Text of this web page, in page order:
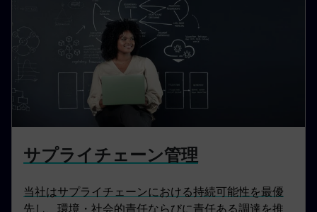
サプライチェーン管理
当社はサプライチェーンにおける持続可能性を最優
先し、環境・社会的責任ならびに責任ある調達を推